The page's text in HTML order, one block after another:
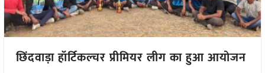
छिंदवाड़ा हॉर्टिकल्चर प्रीमियर लीग का हुआ आयोजन